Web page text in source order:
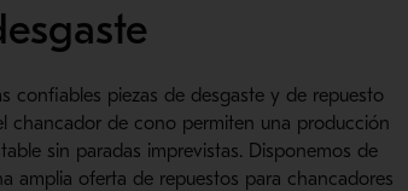
confiables piezas de desgaste y de repuesto
chancador de cono permiten una producción
sin paradas imprevistas. Disponemos de
amplia oferta de repuestos para chancadores